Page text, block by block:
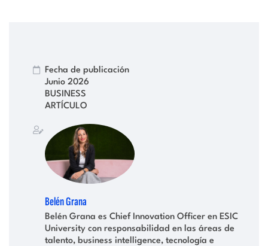
Fecha de publicación
Junio 2026
BUSINESS
ARTÍCULO
Belén Grana
Belén Grana es Chief Innovation Officer en ESIC
University con responsabilidad en las áreas de
talento, business intelligence, tecnología e